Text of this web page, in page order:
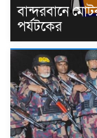
বান্দরবানে
পর্যটকের